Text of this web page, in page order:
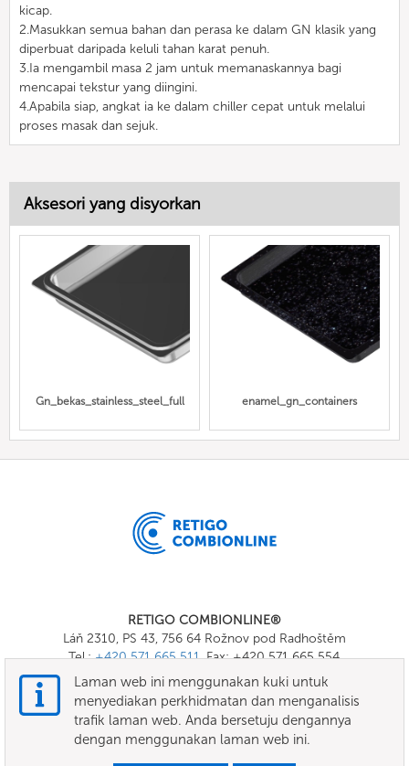
kicap.
2.Masukkan semua bahan dan perasa ke dalam GN klasik yang
diperbuat daripada keluli tahan karat penuh.
3.Ia mengambil masa 2 jam untuk memanaskannya bagi
mencapai tekstur yang diingini.
4.Apabila siap, angkat ia ke dalam chiller cepat untuk melalui
proses masak dan sejuk.
Aksesori yang disyorkan
Gn_bekas_stainless_steel_full enamel_gn_containers
RETIGO COMBIONLINE®
Láň 2310, PS 43, 756 64 Rožnov pod Radhoštěm
Tel.:+420 571 665 511, Fax: +420 571 665 554
E-mail: info@combionline.com
OnlineMenu
Laman web ini menggunakan kuki untuk
menyediakan perkhidmatan dan menganalisis
trafik laman web. Anda bersetuju dengannya
dengan menggunakan laman web ini.